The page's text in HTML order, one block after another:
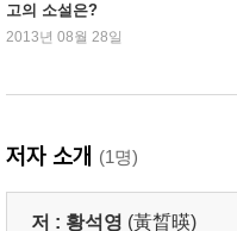
고의 소설은?
2013년 08월 28일
저자 소개 (1명)
저 : 황석영 (黃晳暎)